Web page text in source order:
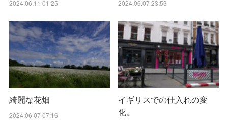
2024.06.11 01:25 2024.06.07 23:53
綺麗な花畑
2024.06.07 07:16
イギリスでの仕入れの変
化。